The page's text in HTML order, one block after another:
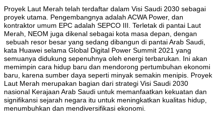
Proyek Laut Merah telah terdaftar dalam Visi Saudi 2030 sebagai
proyek utama. Pengembangnya adalah ACWA Power, dan
kontraktor umum EPC adalah SEPCO III. Terletak di pantai Laut
Merah, NEOM juga dikenal sebagai kota masa depan, dengan
sebuah resor besar yang sedang dibangun di pantai Arab Saudi,
kata Huawei selama Global Digital Power Summit 2021 yang
semuanya didukung sepenuhnya oleh energi terbarukan. Ini akan
memimpin cara hidup baru dan mendorong pertumbuhan ekonomi
baru, karena sumber daya seperti minyak semakin menipis. Proyek
Laut Merah merupakan bagian dari strategi Visi Saudi 2030
nasional Kerajaan Arab Saudi untuk memanfaatkan kekuatan dan
signifikansi sejarah negara itu untuk meningkatkan kualitas hidup,
menumbuhkan dan mendiversifikasi ekonomi.